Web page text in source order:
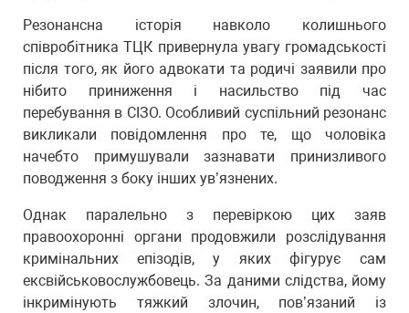
Резонансна історія навколо колишнього
співробітника ТЦК привернула увагу громадськості
після того, як його адвокати та родичі заявили про
нібито приниження і насильство під час
перебування в СІЗО. Особливий суспільний резонанс
викликали повідомлення про те, що чоловіка
начебто примушували зазнавати принизливого
поводження з боку інших ув’язнених.
Однак паралельно з перевіркою цих заяв
правоохоронні органи продовжили розслідування
кримінальних епізодів, у яких фігурує сам
ексвійськовослужбовець. За даними слідства, йому
інкримінують тяжкий злочин, пов’язаний із